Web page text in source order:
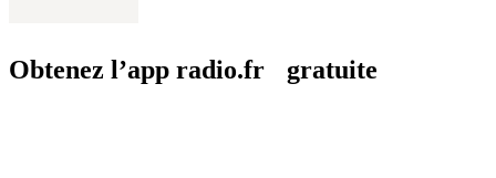
Obtenez l’app radio.fr gratuite